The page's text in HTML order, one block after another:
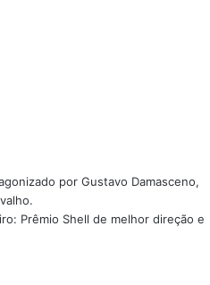
por Gustavo Damasceno,
Prêmio Shell de melhor direção e